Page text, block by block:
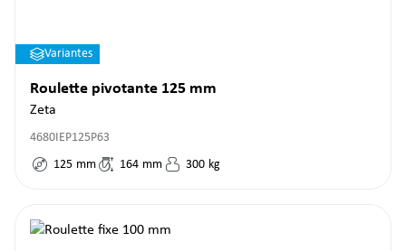
Variantes
Roulette pivotante 125 mm
Zeta
4680IEP125P63
125 mm 164 mm 300 kg